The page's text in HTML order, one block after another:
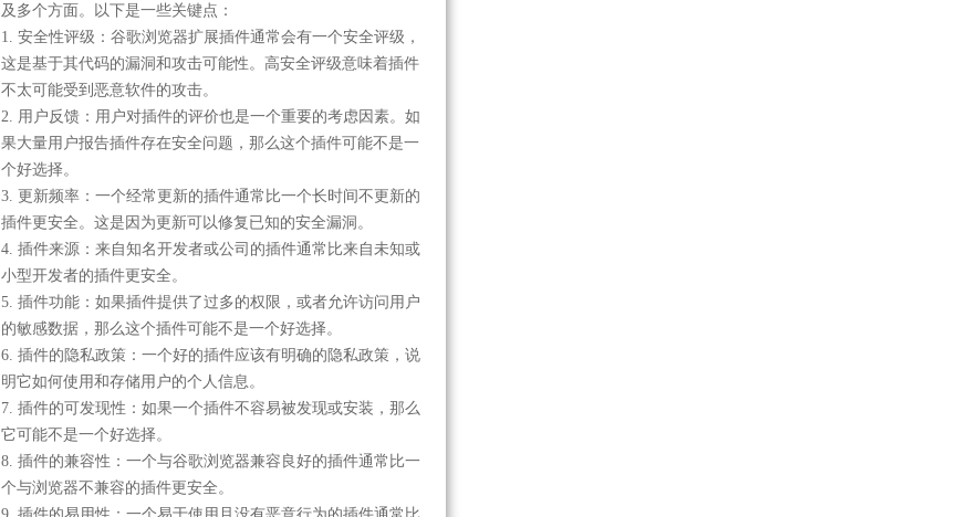
及多个方面。以下是一些关键点：
1. 安全性评级：谷歌浏览器扩展插件通常会有一个安全评级，
这是基于其代码的漏洞和攻击可能性。高安全评级意味着插件
不太可能受到恶意软件的攻击。
2. 用户反馈：用户对插件的评价也是一个重要的考虑因素。如
果大量用户报告插件存在安全问题，那么这个插件可能不是一
个好选择。
3. 更新频率：一个经常更新的插件通常比一个长时间不更新的
插件更安全。这是因为更新可以修复已知的安全漏洞。
4. 插件来源：来自知名开发者或公司的插件通常比来自未知或
小型开发者的插件更安全。
5. 插件功能：如果插件提供了过多的权限，或者允许访问用户
的敏感数据，那么这个插件可能不是一个好选择。
6. 插件的隐私政策：一个好的插件应该有明确的隐私政策，说
明它如何使用和存储用户的个人信息。
7. 插件的可发现性：如果一个插件不容易被发现或安装，那么
它可能不是一个好选择。
8. 插件的兼容性：一个与谷歌浏览器兼容良好的插件通常比一
个与浏览器不兼容的插件更安全。